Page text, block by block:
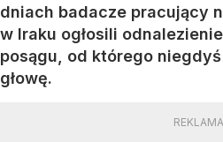
dniach badacze pracujący
w Iraku ogłosili
posągu, od którego
głowę.